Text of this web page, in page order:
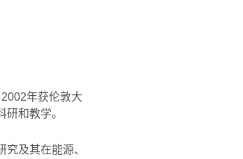
2002年获伦敦大
和教学。
及其在能源、